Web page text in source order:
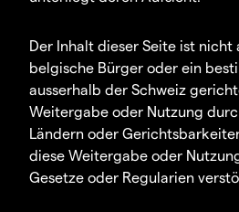
Der Inhalt dieser Seite ist nicht
belgische Bürger oder ein
ausserhalb der Schweiz
Weitergabe oder Nutzung
Ländern oder
diese Weitergabe oder
Gesetze oder Regularien